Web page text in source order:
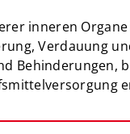
inneren
Verdauung
Behinderungen,